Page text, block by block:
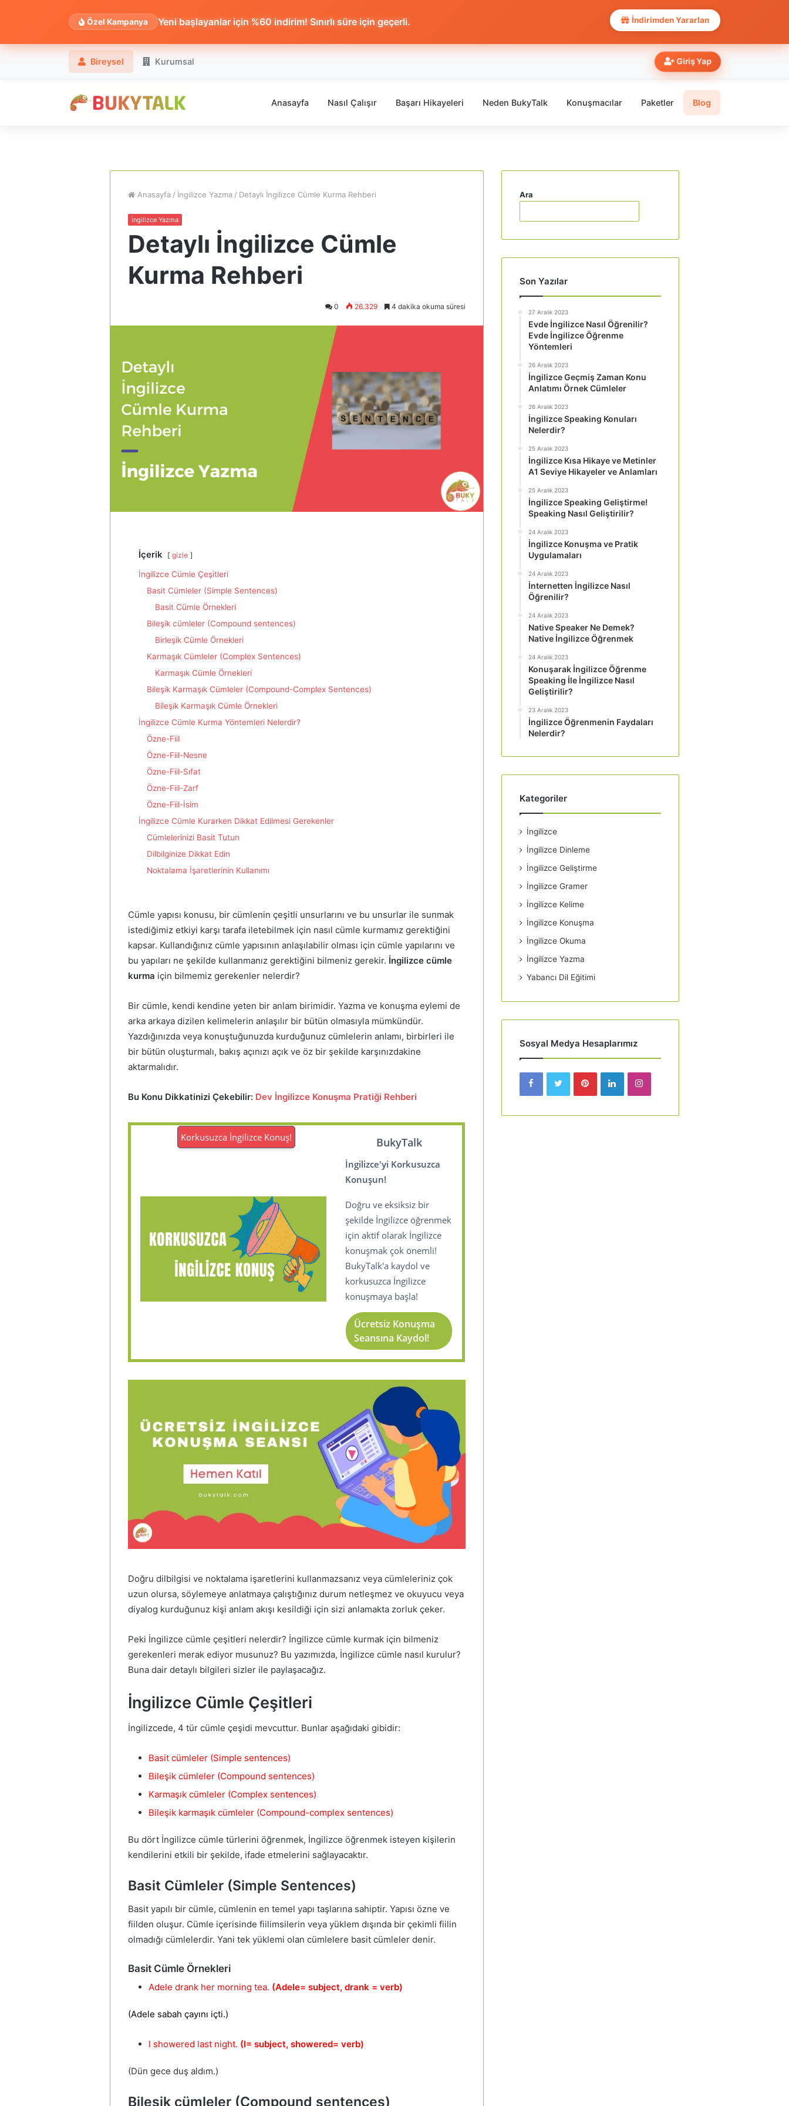
Özel Kampanya Yeni başlayanlar için %60 indirim! Sınırlı süre için geçerli. İndirimden Yararlan
Bireysel Kurumsal Giriş Yap
Anasayfa Nasıl Çalışır Başarı Hikayeleri Neden BukyTalk Konuşmacılar Paketler Blog
Anasayfa / İngilizce Yazma / Detaylı İngilizce Cümle Kurma Rehberi
İngilizce Yazma
Detaylı İngilizce Cümle
Kurma Rehberi
0 26.329 4 dakika okuma süresi
İçerik gizle
İngilizce Cümle Çeşitleri
Basit Cümleler (Simple Sentences)
Basit Cümle Örnekleri
Bileşik cümleler (Compound sentences)
Birleşik Cümle Örnekleri
Karmaşık Cümleler (Complex Sentences)
Karmaşık Cümle Örnekleri
Bileşik Karmaşık Cümleler (Compound-Complex Sentences)
Bileşik Karmaşık Cümle Örnekleri
İngilizce Cümle Kurma Yöntemleri Nelerdir?
Özne-Fiil
Özne-Fiil-Nesne
Özne-Fiil-Sıfat
Özne-Fiil-Zarf
Özne-Fiil-İsim
İngilizce Cümle Kurarken Dikkat Edilmesi Gerekenler
Cümlelerinizi Basit Tutun
Dilbilginize Dikkat Edin
Noktalama İşaretlerinin Kullanımı
Cümle yapısı konusu, bir cümlenin çeşitli unsurlarını ve bu unsurlar ile sunmak
istediğimiz etkiyi karşı tarafa iletebilmek için nasıl cümle kurmamız gerektiğini
kapsar. Kullandığınız cümle yapısının anlaşılabilir olması için cümle yapılarını ve
bu yapıları ne şekilde kullanmanız gerektiğini bilmeniz gerekir. İngilizce cümle
kurma için bilmemiz gerekenler nelerdir?
Bir cümle, kendi kendine yeten bir anlam birimidir. Yazma ve konuşma eylemi de
arka arkaya dizilen kelimelerin anlaşılır bir bütün olmasıyla mümkündür.
Yazdığınızda veya konuştuğunuzda kurduğunuz cümlelerin anlamı, birbirleri ile
bir bütün oluşturmalı, bakış açınızı açık ve öz bir şekilde karşınızdakine
aktarmalıdır.
Bu Konu Dikkatinizi Çekebilir: Dev İngilizce Konuşma Pratiği Rehberi
Korkusuzca İngilizce Konuş! BukyTalk
İngilizce'yi Korkusuzca
Konuşun!
Doğru ve eksiksiz bir
şekilde İngilizce öğrenmek
için aktif olarak İngilizce
konuşmak çok önemli!
BukyTalk'a kaydol ve
korkusuzca İngilizce
konuşmaya başla!
Ücretsiz Konuşma
Seansına Kaydol!
Doğru dilbilgisi ve noktalama işaretlerini kullanmazsanız veya cümleleriniz çok
uzun olursa, söylemeye anlatmaya çalıştığınız durum netleşmez ve okuyucu veya
diyalog kurduğunuz kişi anlam akışı kesildiği için sizi anlamakta zorluk çeker.
Peki İngilizce cümle çeşitleri nelerdir? İngilizce cümle kurmak için bilmeniz
gerekenleri merak ediyor musunuz? Bu yazımızda, İngilizce cümle nasıl kurulur?
Buna dair detaylı bilgileri sizler ile paylaşacağız.
İngilizce Cümle Çeşitleri
İngilizcede, 4 tür cümle çeşidi mevcuttur. Bunlar aşağıdaki gibidir:
Basit cümleler (Simple sentences)
Bileşik cümleler (Compound sentences)
Karmaşık cümleler (Complex sentences)
Bileşik karmaşık cümleler (Compound-complex sentences)
Bu dört İngilizce cümle türlerini öğrenmek, İngilizce öğrenmek isteyen kişilerin
kendilerini etkili bir şekilde, ifade etmelerini sağlayacaktır.
Basit Cümleler (Simple Sentences)
Basit yapılı bir cümle, cümlenin en temel yapı taşlarına sahiptir. Yapısı özne ve
fiilden oluşur. Cümle içerisinde fiilimsilerin veya yüklem dışında bir çekimli fiilin
olmadığı cümlelerdir. Yani tek yüklemi olan cümlelere basit cümleler denir.
Basit Cümle Örnekleri
Adele drank her morning tea. (Adele= subject, drank = verb)
(Adele sabah çayını içti.)
I showered last night. (I= subject, showered= verb)
(Dün gece duş aldım.)
Bileşik cümleler (Compound sentences)
Ara
Son Yazılar
27 Aralık 2023
Evde İngilizce Nasıl Öğrenilir?
Evde İngilizce Öğrenme
Yöntemleri
26 Aralık 2023
İngilizce Geçmiş Zaman Konu
Anlatımı Örnek Cümleler
26 Aralık 2023
İngilizce Speaking Konuları
Nelerdir?
25 Aralık 2023
İngilizce Kısa Hikaye ve Metinler
A1 Seviye Hikayeler ve Anlamları
25 Aralık 2023
İngilizce Speaking Geliştirme!
Speaking Nasıl Geliştirilir?
24 Aralık 2023
İngilizce Konuşma ve Pratik
Uygulamaları
24 Aralık 2023
İnternetten İngilizce Nasıl
Öğrenilir?
24 Aralık 2023
Native Speaker Ne Demek?
Native İngilizce Öğrenmek
24 Aralık 2023
Konuşarak İngilizce Öğrenme
Speaking İle İngilizce Nasıl
Geliştirilir?
23 Aralık 2023
İngilizce Öğrenmenin Faydaları
Nelerdir?
Kategoriler
İngilizce
İngilizce Dinleme
İngilizce Geliştirme
İngilizce Gramer
İngilizce Kelime
İngilizce Konuşma
İngilizce Okuma
İngilizce Yazma
Yabancı Dil Eğitimi
Sosyal Medya Hesaplarımız